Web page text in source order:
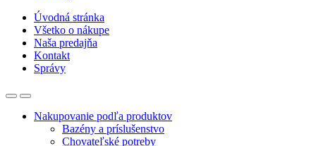
Úvodná stránka
Všetko o nákupe
Naša predajňa
Kontakt
Správy
Nakupovanie podľa produktov
Bazény a príslušenstvo
Chovateľské potreby